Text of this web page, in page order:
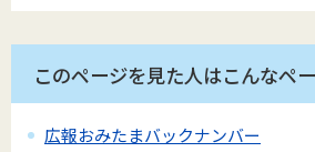
このページを見た人はこんなペ
広報おみたまバックナンバー